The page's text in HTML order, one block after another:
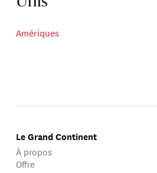
Amériques
Le Grand Continent
À propos
Offre